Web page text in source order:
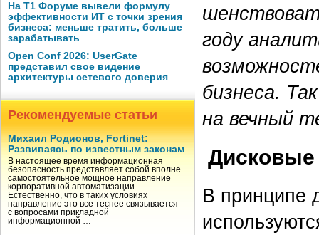
На Т1 Форуме вывели формулу
эффективности ИТ с точки зрения
бизнеса: меньше тратить, больше
зарабатывать
Open Conf 2026: UserGate
представил свое видение
архитектуры сетевого доверия
Рекомендуемые статьи
Михаил Родионов, Fortinet:
Развиваясь по известным законам
В настоящее время информационная
безопасность представляет собой вполне
самостоятельное мощное направление
корпоративной автоматизации.
Естественно, что в таких условиях
направление это все теснее связывается
с вопросами прикладной
информационной …
году
бизнеса.
на вечный
Дисковые
В принципе